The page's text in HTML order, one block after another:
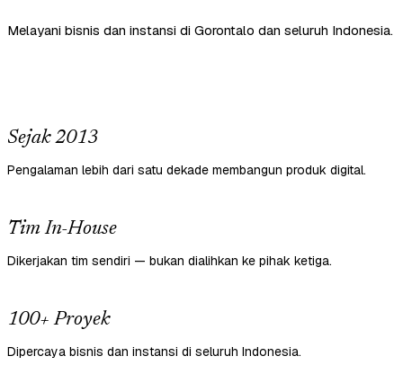
Melayani bisnis dan instansi di Gorontalo dan seluruh Indonesia.
Sejak 2013
Pengalaman lebih dari satu dekade membangun produk digital.
Tim In-House
Dikerjakan tim sendiri — bukan dialihkan ke pihak ketiga.
100+ Proyek
Dipercaya bisnis dan instansi di seluruh Indonesia.